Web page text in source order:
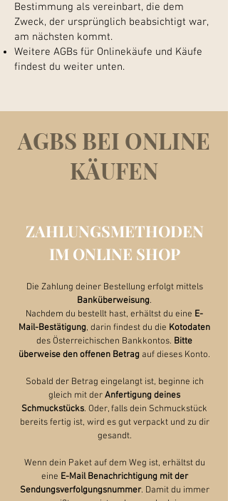
Bestimmung als vereinbart, die dem
Zweck, der ursprünglich beabsichtigt war,
am nächsten kommt.
Weitere AGBs für Onlinekäufe und Käufe
findest du weiter unten.
AGBS BEI ONLINE
KÄUFEN
ZAHLUNGSMETHODEN
IM ONLINE SHOP
Die Zahlung deiner Bestellung erfolgt mittels
Banküberweisung.
Nachdem du bestellt hast, erhältst du eine E-
Mail-Bestätigung, darin findest du die Kotodaten
des Österreichischen Bankkontos. Bitte
überweise den offenen Betrag auf dieses Konto.
Sobald der Betrag eingelangt ist, beginne ich
gleich mit derAnfertigung deines
Schmuckstücks. Oder, falls dein Schmuckstück
bereits fertig ist, wird es gut verpackt und zu dir
gesandt.
Wenn dein Paket auf dem Weg ist, erhältst du
eine E-Mail Benachrichtigung mit der
Sendungsverfolgungsnummer. Damit du immer